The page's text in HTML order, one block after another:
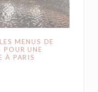
MENUS DE
POUR UNE
À PARIS